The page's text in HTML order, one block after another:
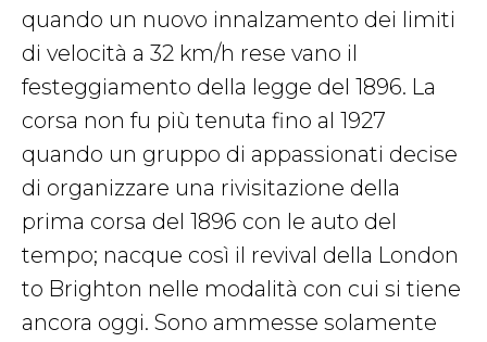
quando un nuovo innalzamento dei limiti
di velocità a 32 km/h rese vano il
festeggiamento della legge del 1896. La
corsa non fu più tenuta fino al 1927
quando un gruppo di appassionati decise
di organizzare una rivisitazione della
prima corsa del 1896 con le auto del
tempo; nacque così il revival della London
to Brighton nelle modalità con cui si tiene
ancora oggi. Sono ammesse solamente